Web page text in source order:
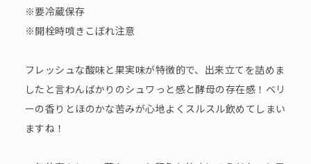
※要冷蔵保存
※開栓時噴きこぼれ注意
フレッシュな酸味と果実味が特徴的で、出来立てを詰めま
したと言わんばかりのシュワっと感と酵母の存在感！ベリ
ーの香りとほのかな苦みが心地よくスルスル飲めてしまい
ますね！